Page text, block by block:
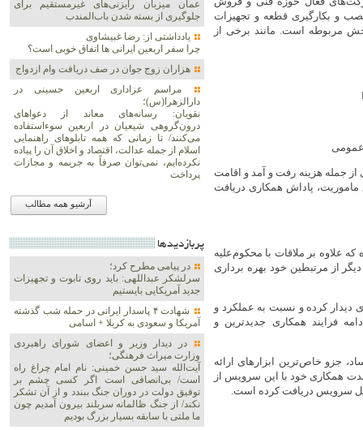
و بکارگیری قطعه و تجهیزات
مربوطه است. مانند برخی از
عمومی
جمله هزینه رفت و آمد و اقامت
پاداش همکاری دریافت
علاوه بر ملاقات با محکوم‌علیه
از مرتبطین خود بهره برداری
دیدار کرده و نسبت به عملکرد و
فرایند همکاری جدیدترین و
جزو خاص‌ترین ابزارهای ارائه
همکاری خود با این سرویس از
سرویس دریافت کرده است.
عمان میزبان رایزنی‌های غیرمستقیم برای
جلوگیری از بسته شدن باب‌المندب
یادداشتی از: رضا غبیشاوی
چرا سفر اربعین ایرانی ها اتفاق خوبی است؟
هزاران زوج‌ جوان در صف دریافت وام ازدواج
مراسم عزاداری اربعین حسینی در
دارالزهرا(س)؛
نقویان: رسانه‌های معاند از دعواهای
درون‌گروهی شیعیان در اربعین سوءاستفاده
می‌کنند/ تا زمانی که همه تابلوهای راهنمایی
اسلام از جمله عدالت، اقتصاد و اخلاق آن را پیاده
نکرده‌ایم، نمی‌توان صرفاً به جریمه و مجازات
پرداخت
آرشیو همه مطالب
پربازديدها
در پیامی مطرح کرد؛
سرلشکر عبداللهی: باید روی تابوت و تجهیزات
جدید آمریکایی بایستیم
شهادت ۴ پاسدار ایرانی در حمله شب گذشته
آمریکا و سعودی به کربلا + اسامی
در دیدار وزیر و اعضای شورای راهبردی
وزارت‌ میراث فرهنگی؛
آیت‌الله سید حسن خمینی: نام امام چراغ راه
است/ بی‌انصافی است‌ اگر کسی چشم بر
توفیق دولت‌ در دوران جنگ ببندد و از آن تشکر
نکند/ از جنگ ظالمانه سربلند بیرون آمدیم چون
ما ملتی با سابقه بسیار بزرگ بودیم